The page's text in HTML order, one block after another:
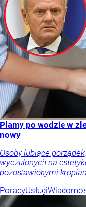
Plamy po wodzie w
nowy
Osoby lubiące
wyczulonych na
pozostawionymi
PoradyUsługi